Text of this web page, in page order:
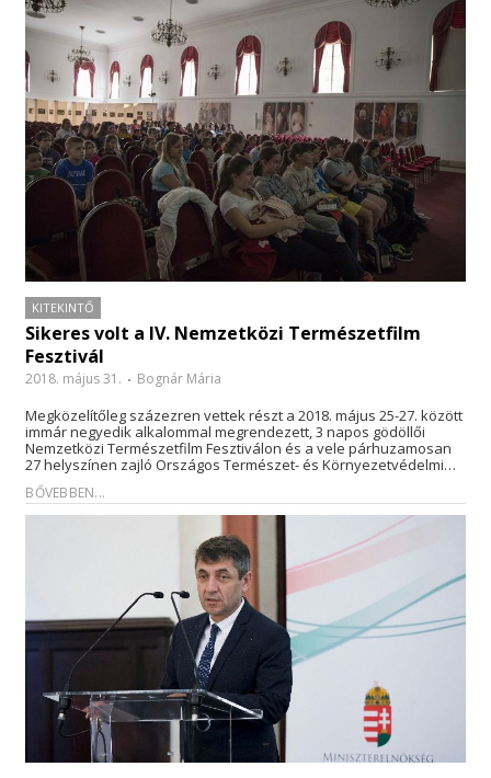
KITEKINTŐ
Sikeres volt a IV. Nemzetközi Természetfilm
Fesztivál
2018. május 31. Bognár Mária
Megközelítőleg százezren vettek részt a 2018. május 25-27. között
immár negyedik alkalommal megrendezett, 3 napos gödöllői
Nemzetközi Természetfilm Fesztiválon és a vele párhuzamosan
27 helyszínen zajló Országos Természet- és Környezetvédelmi…
BŐVEBBEN...